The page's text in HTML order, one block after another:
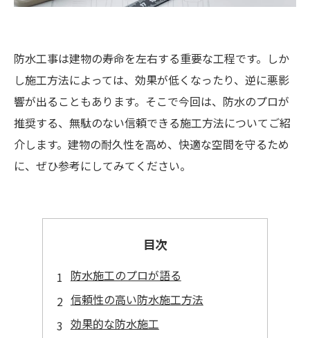
防水工事は建物の寿命を左右する重要な工程です。しか
し施工方法によっては、効果が低くなったり、逆に悪影
響が出ることもあります。そこで今回は、防水のプロが
推奨する、無駄のない信頼できる施工方法についてご紹
介します。建物の耐久性を高め、快適な空間を守るため
に、ぜひ参考にしてみてください。
目次
防水施工のプロが語る
信頼性の高い防水施工方法
効果的な防水施工